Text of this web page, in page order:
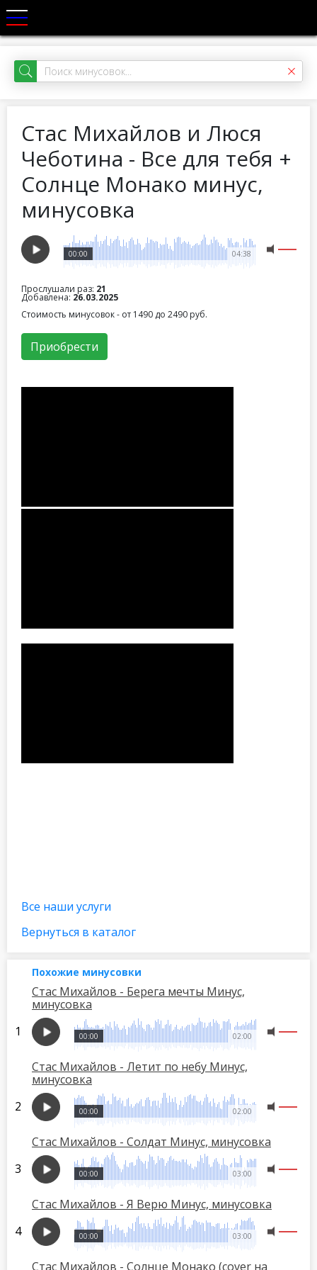
Стас Михайлов и Люся
Чеботина - Все для тебя +
Солнце Монако минус,
минусовка
04:38
00:00
Прослушали раз: 21
Добавлена: 26.03.2025
Стоимость минусовок - от 1490 до 2490 руб.
Приобрести
Все наши услуги
Вернуться в каталог
Похожие минусовки
Стас Михайлов - Берега мечты Минус,
минусовка
02:00
00:00
Стас Михайлов - Летит по небу Минус,
минусовка
02:00
00:00
Стас Михайлов - Солдат Минус, минусовка
03:00
00:00
Стас Михайлов - Я Верю Минус, минусовка
03:00
00:00
Стас Михайлов - Солнце Монако (cover на